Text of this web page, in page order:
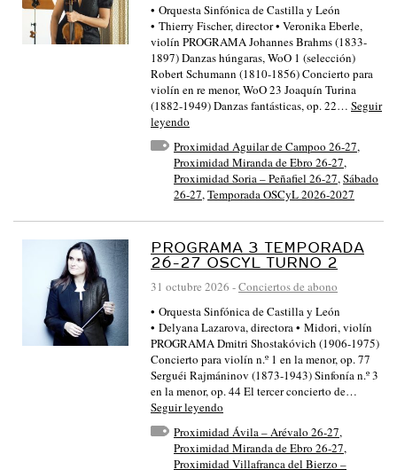
• Orquesta Sinfónica de Castilla y León
• Thierry Fischer, director • Veronika Eberle,
violín PROGRAMA Johannes Brahms (1833-
1897) Danzas húngaras, WoO 1 (selección)
Robert Schumann (1810-1856) Concierto para
violín en re menor, WoO 23 Joaquín Turina
(1882-1949) Danzas fantásticas, op. 22… Seguir
leyendo
Proximidad Aguilar de Campoo 26-27,
Proximidad Miranda de Ebro 26-27,
Proximidad Soria – Peñafiel 26-27,Sábado
26-27,Temporada OSCyL 2026-2027
PROGRAMA 3 TEMPORADA
26-27 OSCYL TURNO 2
31 octubre 2026 -Conciertos de abono
• Orquesta Sinfónica de Castilla y León
• Delyana Lazarova, directora • Midori, violín
PROGRAMA Dmitri Shostakóvich (1906-1975)
Concierto para violín n.º 1 en la menor, op. 77
Serguéi Rajmáninov (1873-1943) Sinfonía n.º 3
en la menor, op. 44 El tercer concierto de…
Seguir leyendo
Proximidad Ávila – Arévalo 26-27,
Proximidad Miranda de Ebro 26-27,
Proximidad Villafranca del Bierzo –